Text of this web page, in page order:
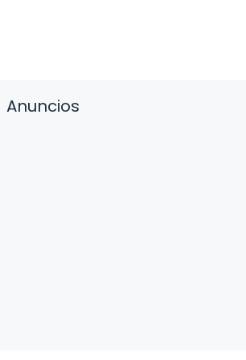
Anuncios